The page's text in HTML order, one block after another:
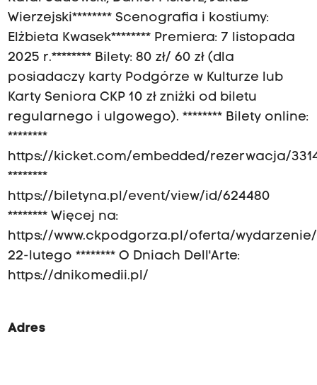
Wierzejski******** Scenografia i kostiumy:
Elżbieta Kwasek******** Premiera: 7 listopada
2025 r.******** Bilety: 80 zł/ 60 zł (dla
posiadaczy karty Podgórze w Kulturze lub
Karty Seniora CKP 10 zł zniżki od biletu
regularnego i ulgowego). ******** Bilety online:
********
https://kicket.com/embedded/rezerwacja/
********
https://biletyna.pl/event/view/id/624480
******** Więcej na:
https://www.ckpodgorza.pl/oferta/
22-lutego ******** O Dniach Dell'Arte:
https://dnikomedii.pl/
Adres